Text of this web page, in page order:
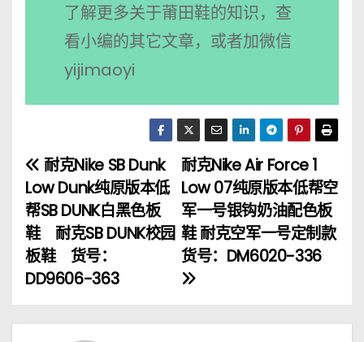
了解更多关于莆田鞋的知识，查
看小编的其它文章，或者加微信
yijimaoyi
文
章
导
航
耐克Nike Air Force 1
Low 07纯原版本低帮空
军一号银钩奶油配色板
鞋 耐克空军一号定制款
货号：DM6020-336
耐克Nike SB Dunk
Low Dunk纯原版本低
帮SB DUNK白黑色板
鞋 耐克SB DUNK校园
板鞋 货号：
DD9606-363